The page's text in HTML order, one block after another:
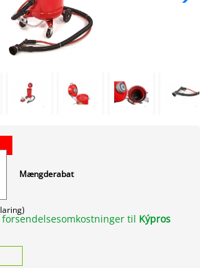
Mængderabat
forsendelsesomkostninger til Kýpros